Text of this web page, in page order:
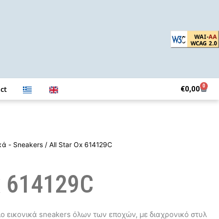
€0,00 0
- Sneakers / All Star Ox 614129C
εικονικά sneakers όλων των εποχών, με διαχρονικό στυλ